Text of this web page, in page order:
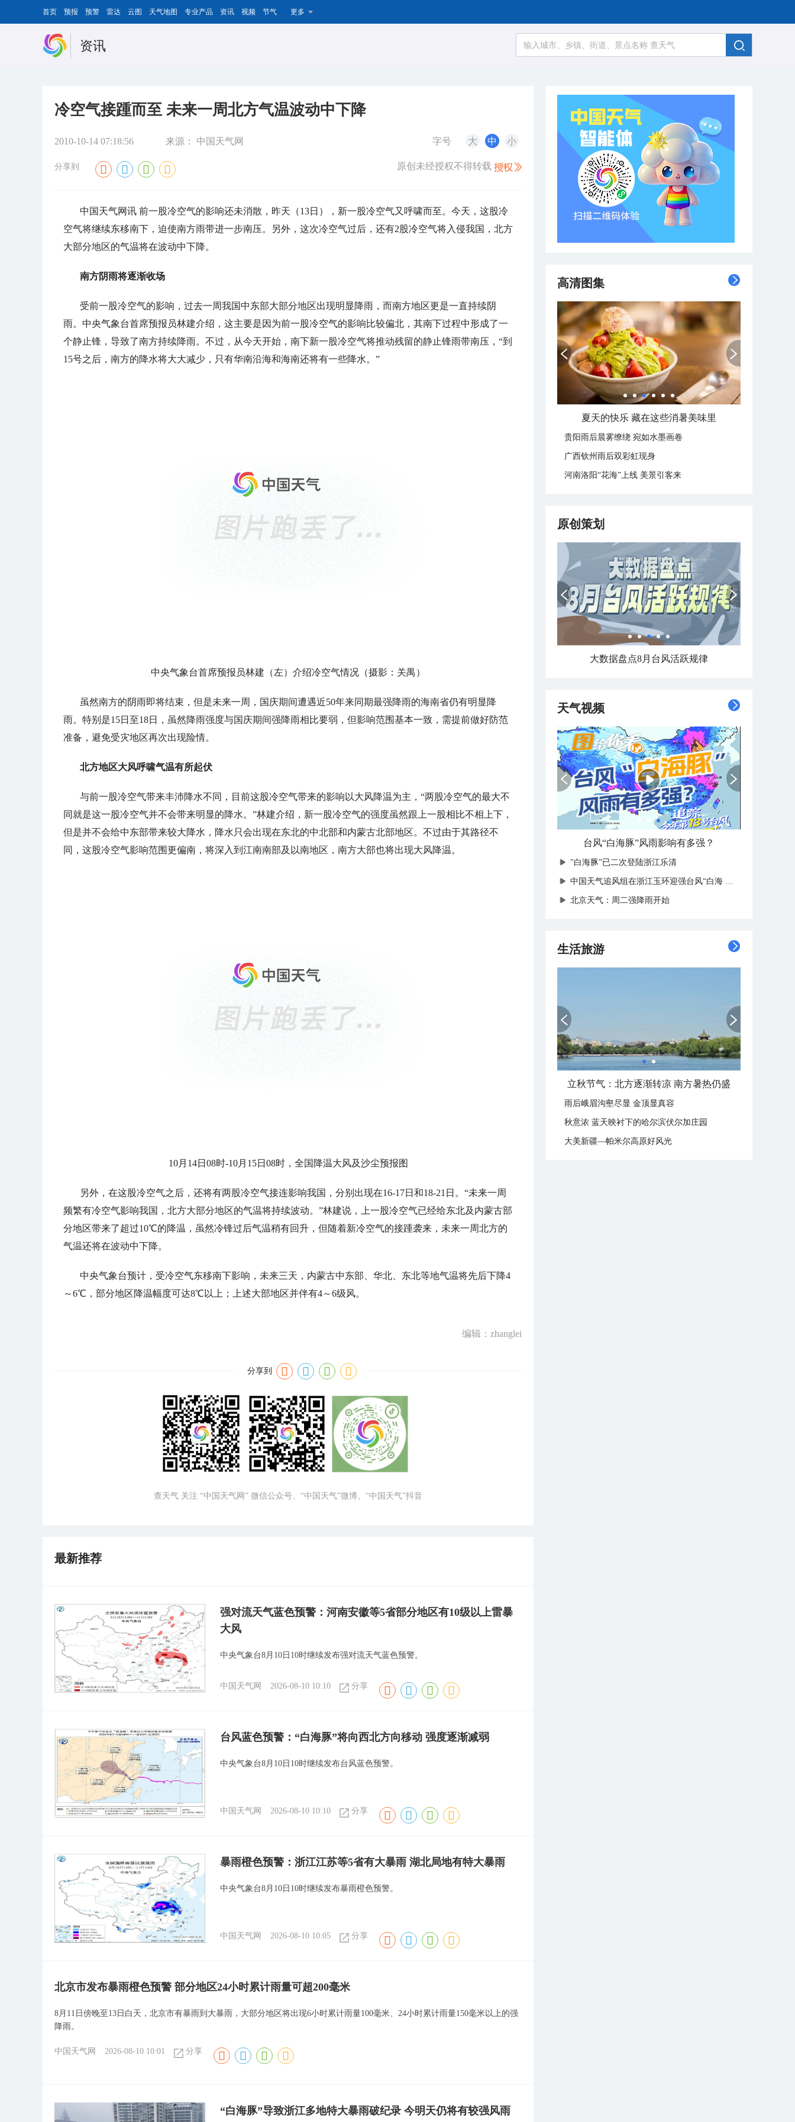
首页 预报 预警 雷达 云图 天气地图 专业产品 资讯 视频 节气 更多
资讯
冷空气接踵而至 未来一周北方气温波动中下降
2010-10-14 07:18:56 来源： 中国天气网 字号 大 中 小
分享到 原创未经授权不得转载
中国天气网讯 前一股冷空气的影响还未消散，昨天（13日），新一股冷空气又呼啸而至。今天，这股冷
空气将继续东移南下，迫使南方雨带进一步南压。另外，这次冷空气过后，还有2股冷空气将入侵我国，北方
大部分地区的气温将在波动中下降。
南方阴雨将逐渐收场
受前一股冷空气的影响，过去一周我国中东部大部分地区出现明显降雨，而南方地区更是一直持续阴
雨。中央气象台首席预报员林建介绍，这主要是因为前一股冷空气的影响比较偏北，其南下过程中形成了一
个静止锋，导致了南方持续降雨。不过，从今天开始，南下新一股冷空气将推动残留的静止锋雨带南压，“到
15号之后，南方的降水将大大减少，只有华南沿海和海南还将有一些降水。”
中央气象台首席预报员林建（左）介绍冷空气情况（摄影：关禺）
虽然南方的阴雨即将结束，但是未来一周，国庆期间遭遇近50年来同期最强降雨的海南省仍有明显降
雨。特别是15日至18日，虽然降雨强度与国庆期间强降雨相比要弱，但影响范围基本一致，需提前做好防范
准备，避免受灾地区再次出现险情。
北方地区大风呼啸气温有所起伏
与前一股冷空气带来丰沛降水不同，目前这股冷空气带来的影响以大风降温为主，“两股冷空气的最大不
同就是这一股冷空气并不会带来明显的降水。”林建介绍，新一股冷空气的强度虽然跟上一股相比不相上下，
但是并不会给中东部带来较大降水，降水只会出现在东北的中北部和内蒙古北部地区。不过由于其路径不
同，这股冷空气影响范围更偏南，将深入到江南南部及以南地区，南方大部也将出现大风降温。
10月14日08时-10月15日08时，全国降温大风及沙尘预报图
另外，在这股冷空气之后，还将有两股冷空气接连影响我国，分别出现在16-17日和18-21日。“未来一周
频繁有冷空气影响我国，北方大部分地区的气温将持续波动。”林建说，上一股冷空气已经给东北及内蒙古部
分地区带来了超过10℃的降温，虽然冷锋过后气温稍有回升，但随着新冷空气的接踵袭来，未来一周北方的
气温还将在波动中下降。
中央气象台预计，受冷空气东移南下影响，未来三天，内蒙古中东部、华北、东北等地气温将先后下降4
～6℃，部分地区降温幅度可达8℃以上；上述大部地区并伴有4～6级风。
编辑：zhanglei
分享到
查天气 关注 “中国天气网” 微信公众号、“中国天气”微博、“中国天气”抖音
最新推荐
强对流天气蓝色预警：河南安徽等5省部分地区有10级以上雷暴
大风
中央气象台8月10日10时继续发布强对流天气蓝色预警。
中国天气网 2026-08-10 10:10 分享
台风蓝色预警：“白海豚”将向西北方向移动 强度逐渐减弱
中央气象台8月10日10时继续发布台风蓝色预警。
中国天气网 2026-08-10 10:10 分享
暴雨橙色预警：浙江江苏等5省有大暴雨 湖北局地有特大暴雨
中央气象台8月10日10时继续发布暴雨橙色预警。
中国天气网 2026-08-10 10:05 分享
北京市发布暴雨橙色预警 部分地区24小时累计雨量可超200毫米
8月11日傍晚至13日白天，北京市有暴雨到大暴雨，大部分地区将出现6小时累计雨量100毫米、24小时累计雨量150毫米以上的强
降雨。
中国天气网 2026-08-10 10:01 分享
“白海豚”导致浙江多地特大暴雨破纪录 今明天仍将有较强风雨
高清图集
夏天的快乐 藏在这些消暑美味里
贵阳雨后晨雾缭绕 宛如水墨画卷
广西钦州雨后双彩虹现身
河南洛阳“花海”上线 美景引客来
原创策划
大数据盘点8月台风活跃规律
天气视频
台风“白海豚”风雨影响有多强？
"白海豚”已二次登陆浙江乐清
中国天气追风组在浙江玉环迎强台风“白海豚”登陆
北京天气：周二强降雨开始
生活旅游
立秋节气：北方逐渐转凉 南方暑热仍盛
雨后峨眉沟壑尽显 金顶显真容
秋意浓 蓝天映衬下的哈尔滨伏尔加庄园
大美新疆—帕米尔高原好风光